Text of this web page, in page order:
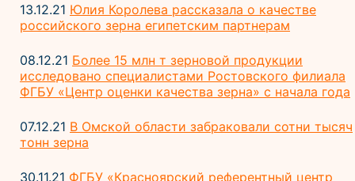
13.12.21 Юлия Королева рассказала о качестве
российского зерна египетским партнерам
08.12.21 Более 15 млн т зерновой продукции
исследовано специалистами Ростовского филиала
ФГБУ «Центр оценки качества зерна» с начала года
07.12.21 В Омской области забраковали сотни тысяч
тонн зерна
30.11.21 ФГБУ «Красноярский референтный центр